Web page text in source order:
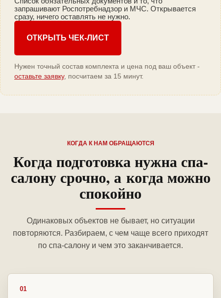
запрашивают Роспотребнадзор и МЧС. Открывается
сразу, ничего оставлять не нужно.
ОТКРЫТЬ ЧЕК-ЛИСТ
Нужен точный состав комплекта и цена под ваш объект -
оставьте заявку, посчитаем за 15 минут.
КОГДА К НАМ ОБРАЩАЮТСЯ
Когда подготовка нужна спа-
салону срочно, а когда можно
спокойно
Одинаковых объектов не бывает, но ситуации
повторяются. Разбираем, с чем чаще всего приходят
по спа-салону и чем это заканчивается.
01